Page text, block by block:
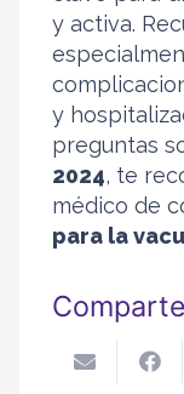
y activa.
y
preguntas
2024, te
médico de
para la